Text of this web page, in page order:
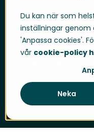
Du kan när som
inställningar
'Anpassa cookies'.
vår cookie-policy
Neka
Developer portal